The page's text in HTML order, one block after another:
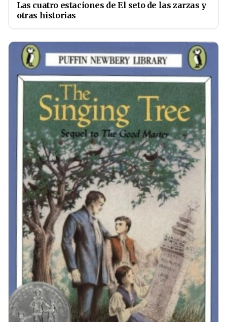
Las cuatro estaciones de El seto de las zarzas y
otras historias